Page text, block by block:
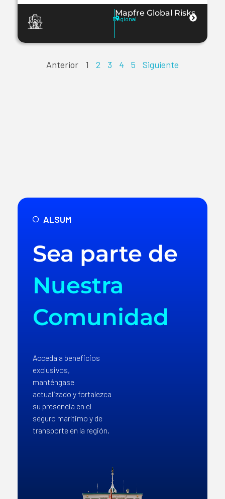
Mapfre Global Risks
Regional
Anterior 1 2 3 4 5 Siguiente
ALSUM
Sea parte de
Nuestra
Comunidad
Acceda a beneficios
exclusivos,
manténgase
actualizado y fortalezca
su presencia en el
seguro marítimo y de
transporte en la región.